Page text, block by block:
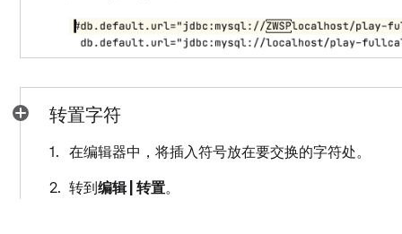
转置字符
在编辑器中，将插入符号放在要交换的字符处。
转到编辑 | 转置。